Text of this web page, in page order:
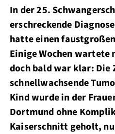
In der 25.
erschreckende
hatte einen
Einige Wochen wartete
doch bald war klar: Die
schnellwachsende
Kind wurde in der
Dortmund ohne
Kaiserschnitt geholt,